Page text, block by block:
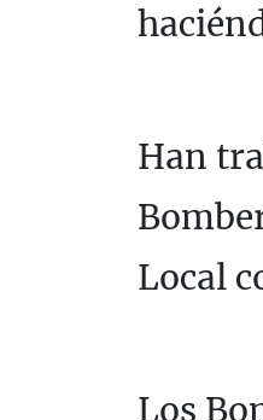
Han
Local
Los